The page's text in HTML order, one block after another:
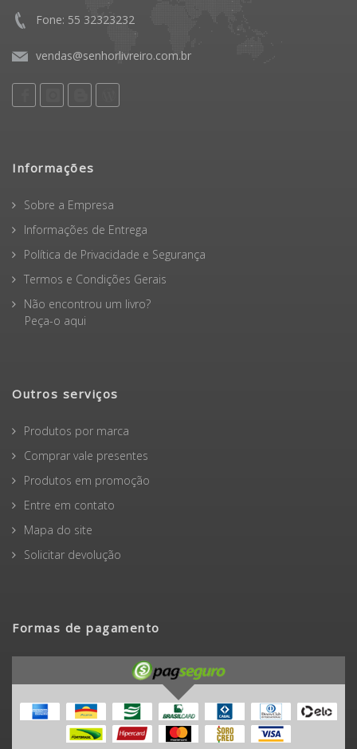
Fone: 55 32323232
vendas@senhorlivreiro.com.br
Informações
Sobre a Empresa
Informações de Entrega
Política de Privacidade e Segurança
Termos e Condições Gerais
Não encontrou um livro?
Peça-o aqui
Outros serviços
Produtos por marca
Comprar vale presentes
Produtos em promoção
Entre em contato
Mapa do site
Solicitar devolução
Formas de pagamento